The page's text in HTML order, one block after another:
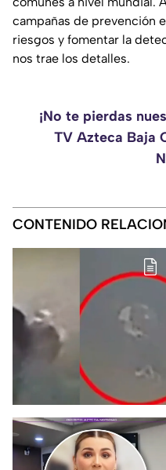
campañas de prevención
riesgos y fomentar la
nos trae los detalles.
¡No te pierdas
TV Azteca Baja
CONTENIDO